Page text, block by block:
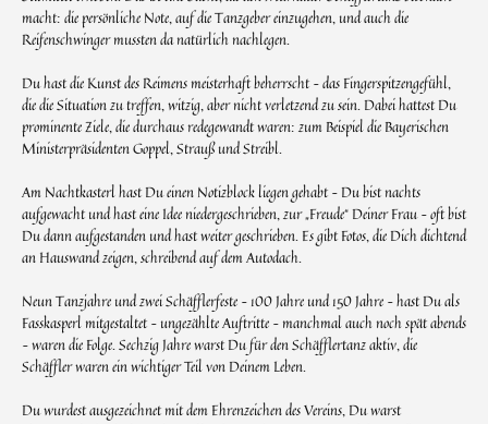
macht: die persönliche Note, auf die Tanzgeber einzugehen, und auch die
Reifenschwinger mussten da natürlich nachlegen.
Du hast die Kunst des Reimens meisterhaft beherrscht – das Fingerspitzengefühl,
die die Situation zu treffen, witzig, aber nicht verletzend zu sein. Dabei hattest Du
prominente Ziele, die durchaus redegewandt waren: zum Beispiel die Bayerischen
Ministerpräsidenten Goppel, Strauß und Streibl.
Am Nachtkasterl hast Du einen Notizblock liegen gehabt – Du bist nachts
aufgewacht und hast eine Idee niedergeschrieben, zur „Freude“ Deiner Frau – oft bist
Du dann aufgestanden und hast weiter geschrieben. Es gibt Fotos, die Dich dichtend
an Hauswand zeigen, schreibend auf dem Autodach.
Neun Tanzjahre und zwei Schäfflerfeste – 100 Jahre und 150 Jahre – hast Du als
Fasskasperl mitgestaltet – ungezählte Auftritte – manchmal auch noch spät abends
– waren die Folge. Sechzig Jahre warst Du für den Schäfflertanz aktiv, die
Schäffler waren ein wichtiger Teil von Deinem Leben.
Du wurdest ausgezeichnet mit dem Ehrenzeichen des Vereins, Du warst